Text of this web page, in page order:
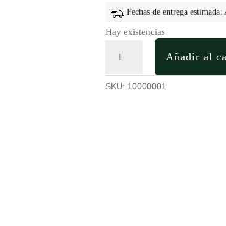
Fechas de entrega
Hay existencias
Antiguo
Juguete
en
Añadir al
SKU: 10000001